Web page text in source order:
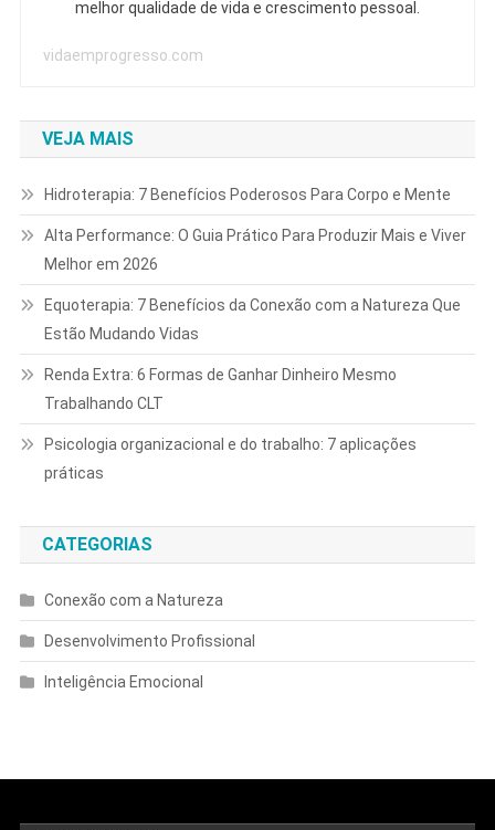
melhor qualidade de vida e crescimento pessoal.
vidaemprogresso.com
VEJA MAIS
Hidroterapia: 7 Benefícios Poderosos Para Corpo e Mente
Alta Performance: O Guia Prático Para Produzir Mais e Viver
Melhor em 2026
Equoterapia: 7 Benefícios da Conexão com a Natureza Que
Estão Mudando Vidas
Renda Extra: 6 Formas de Ganhar Dinheiro Mesmo
Trabalhando CLT
Psicologia organizacional e do trabalho: 7 aplicações
práticas
CATEGORIAS
Conexão com a Natureza
Desenvolvimento Profissional
Inteligência Emocional